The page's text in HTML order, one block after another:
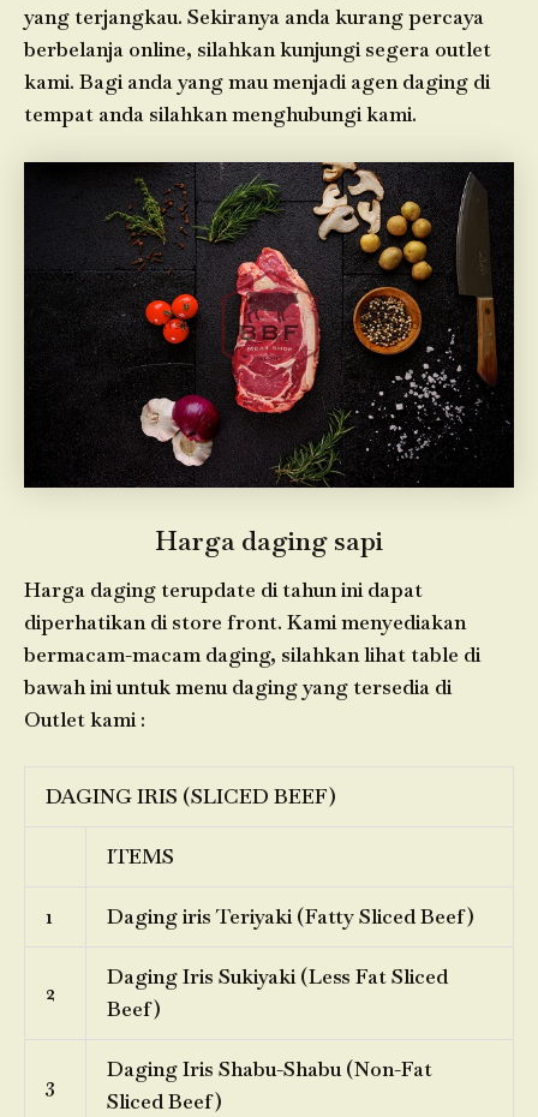
yang terjangkau. Sekiranya anda kurang percaya
berbelanja online, silahkan kunjungi segera outlet
kami. Bagi anda yang mau menjadi agen daging di
tempat anda silahkan menghubungi kami.
Harga daging sapi
Harga daging terupdate di tahun ini dapat
diperhatikan di store front. Kami menyediakan
bermacam-macam daging, silahkan lihat table di
bawah ini untuk menu daging yang tersedia di
Outlet kami :
DAGING IRIS (SLICED BEEF)
ITEMS
1 Daging iris Teriyaki (Fatty Sliced Beef)
2
Daging Iris Sukiyaki (Less Fat Sliced
Beef)
3
Daging Iris Shabu-Shabu (Non-Fat
Sliced Beef)